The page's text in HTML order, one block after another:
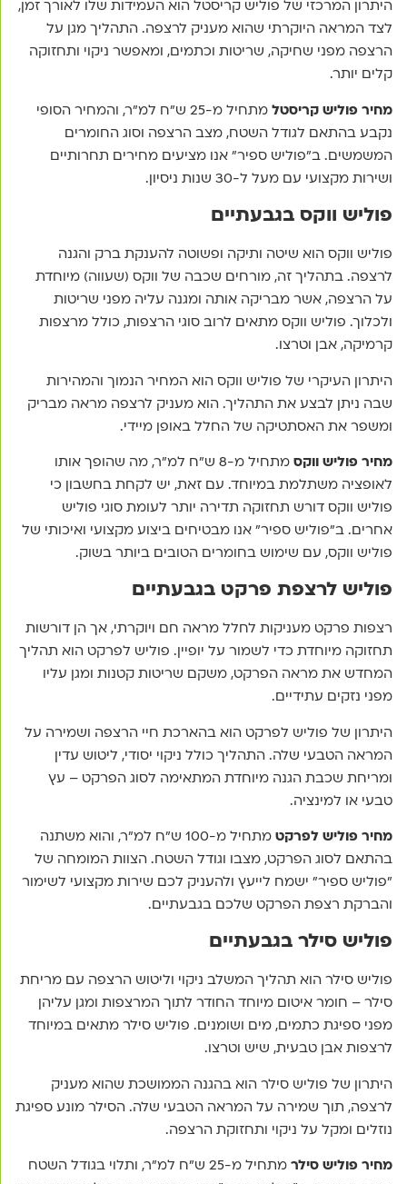
היתרון המרכזי של פוליש קריסטל הוא העמידות שלו לאורך זמן,
לצד המראה היוקרתי שהוא מעניק לרצפה. התהליך מגן על
הרצפה מפני שחיקה, שריטות וכתמים, ומאפשר ניקוי ותחזוקה
קלים יותר.
מחיר פוליש קריסטל
מתחיל מ-25 ש"ח למ"ר, והמחיר הסופי
נקבע בהתאם לגודל השטח, מצב הרצפה וסוג החומרים
המשמשים. ב"פוליש ספיר" אנו מציעים מחירים תחרותיים
ושירות מקצועי עם מעל ל-30 שנות ניסיון.
פוליש ווקס בגבעתיים
פוליש ווקס הוא שיטה ותיקה ופשוטה להענקת ברק והגנה
לרצפה. בתהליך זה, מורחים שכבה של ווקס (שעווה) מיוחדת
על הרצפה, אשר מבריקה אותה ומגנה עליה מפני שריטות
ולכלוך. פוליש ווקס מתאים לרוב סוגי הרצפות, כולל מרצפות
קרמיקה, אבן וטרצו.
היתרון העיקרי של פוליש ווקס הוא המחיר הנמוך והמהירות
שבה ניתן לבצע את התהליך. הוא מעניק לרצפה מראה מבריק
ומשפר את האסתטיקה של החלל באופן מיידי.
מחיר פוליש ווקס
מתחיל מ-8 ש"ח למ"ר, מה שהופך אותו
לאופציה משתלמת במיוחד. עם זאת, יש לקחת בחשבון כי
פוליש ווקס דורש תחזוקה תדירה יותר לעומת סוגי פוליש
אחרים. ב"פוליש ספיר" אנו מבטיחים ביצוע מקצועי ואיכותי של
פוליש ווקס, עם שימוש בחומרים הטובים ביותר בשוק.
פוליש לרצפת פרקט בגבעתיים
רצפות פרקט מעניקות לחלל מראה חם ויוקרתי, אך הן דורשות
תחזוקה מיוחדת כדי לשמור על יופיין. פוליש לפרקט הוא תהליך
המחדש את מראה הפרקט, משקם שריטות קטנות ומגן עליו
מפני נזקים עתידיים.
היתרון של פוליש לפרקט הוא בהארכת חיי הרצפה ושמירה על
המראה הטבעי שלה. התהליך כולל ניקוי יסודי, ליטוש עדין
ומריחת שכבת הגנה מיוחדת המתאימה לסוג הפרקט – עץ
טבעי או למינציה.
מחיר פוליש לפרקט
מתחיל מ-100 ש"ח למ"ר, והוא משתנה
בהתאם לסוג הפרקט, מצבו וגודל השטח. הצוות המומחה של
"פוליש ספיר" ישמח לייעץ ולהעניק לכם שירות מקצועי לשימור
והברקת רצפת הפרקט שלכם בגבעתיים.
פוליש סילר בגבעתיים
פוליש סילר הוא תהליך המשלב ניקוי וליטוש הרצפה עם מריחת
סילר – חומר איטום מיוחד החודר לתוך המרצפות ומגן עליהן
מפני ספיגת כתמים, מים ושומנים. פוליש סילר מתאים במיוחד
לרצפות אבן טבעית, שיש וטרצו.
היתרון של פוליש סילר הוא בהגנה הממושכת שהוא מעניק
לרצפה, תוך שמירה על המראה הטבעי שלה. הסילר מונע ספיגת
נוזלים ומקל על ניקוי ותחזוקת הרצפה.
מחיר פוליש סילר
מתחיל מ-25 ש"ח למ"ר, ותלוי בגודל השטח